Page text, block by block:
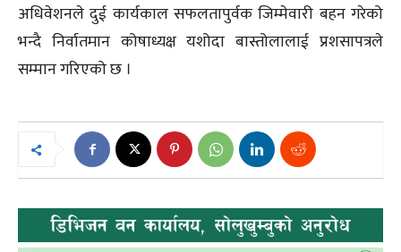
अधिवेशनले दुई कार्यकाल सफलतापुर्वक जिम्मेवारी बहन गरेको
भन्दै निर्वातमान कोषाध्यक्ष यशोदा बास्तोलालाई प्रशसापत्रले
सम्मान गरिएको छ ।